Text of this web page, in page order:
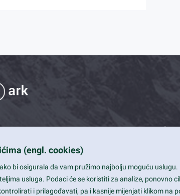
View,
+1
(engl. cookies)
bi osigurala da vam pružimo najbolju moguću uslugu.
usluga. Podaci će se koristiti za analize, ponovno
i prilagođavati, pa i kasnije mijenjati klikom na